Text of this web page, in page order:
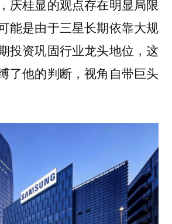
庆桂显的观点存在明显局限
能是由于三星长期依靠大规
投资巩固行业龙头地位，这
了他的判断，视角自带巨头